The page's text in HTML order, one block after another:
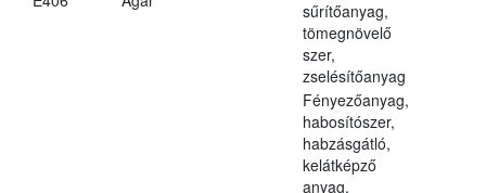
sűrítőanyag,
tömegnövelő
szer,
zselésítőanyag
Fényezőanyag,
habosítószer,
habzásgátló,
kelátképző
anyag,